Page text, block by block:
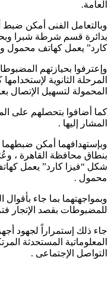
العامة.
كارد” يعمل كهاتف محمول و4 سماعات صغيرة و3 هاتف محمول .
وإعترفوا بحيازتهم
المرحلة الثانوية
المحمولة لتسهيل الإتصال
كما أضافوا بتحصلهم على
المشار إليها .
وبإستهدافهما أمكن
محمول .
وبمواجهتهما بما جاء بأقوال
للمضبوطات بقصد الإتجار فتم
جاء ذلك إستمراراً لجهود
المعلوماتية المستحدثة
التواصل الإجتماعى .